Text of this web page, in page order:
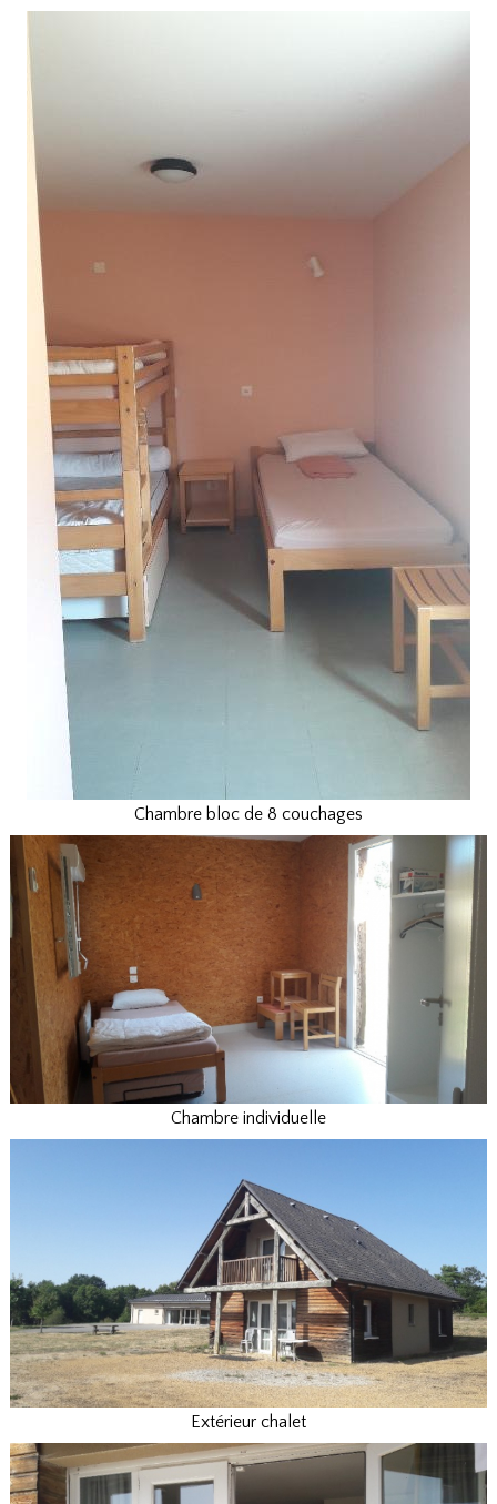
Chambre bloc de 8 couchages
Chambre individuelle
Extérieur chalet